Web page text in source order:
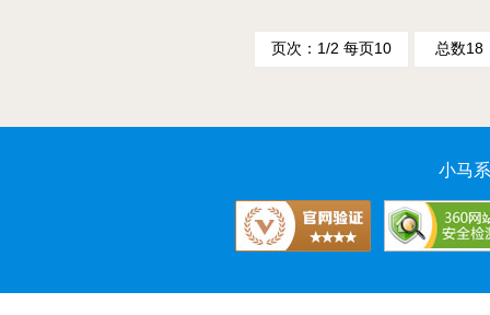
页次：1/2 每页10 总数18
小马